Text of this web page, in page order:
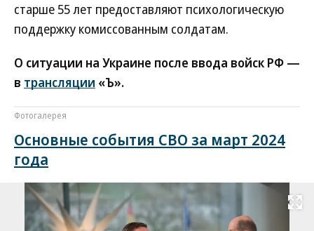
старше 55 лет предоставляют психологическую
поддержку комиссованным солдатам.
О ситуации на Украине после ввода войск РФ —
в трансляции «Ъ».
Фотогалерея
Основные события СВО за март 2024
года
Развернуть